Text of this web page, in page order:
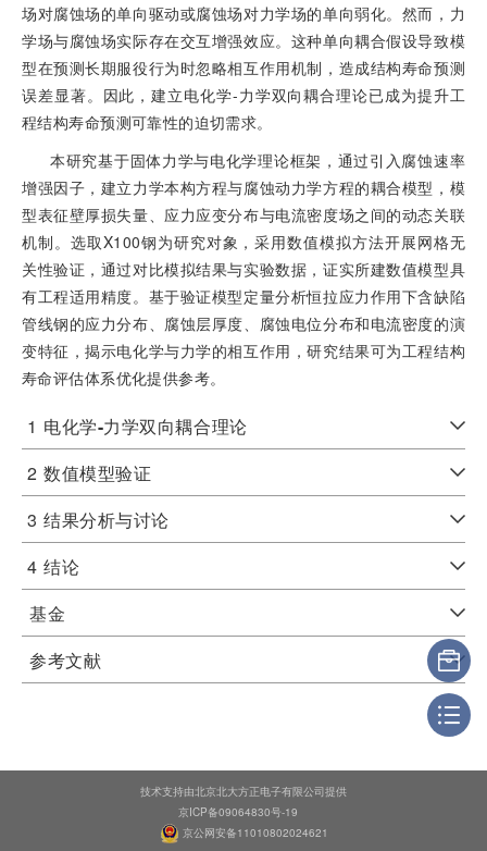
场对腐蚀场的单向驱动或腐蚀场对力学场的单向弱化。然而，力
学场与腐蚀场实际存在交互增强效应。这种单向耦合假设导致模
型在预测长期服役行为时忽略相互作用机制，造成结构寿命预测
误差显著。因此，建立电化学-力学双向耦合理论已成为提升工
程结构寿命预测可靠性的迫切需求。
本研究基于固体力学与电化学理论框架，通过引入腐蚀速率
增强因子，建立力学本构方程与腐蚀动力学方程的耦合模型，模
型表征壁厚损失量、应力应变分布与电流密度场之间的动态关联
机制。选取X100钢为研究对象，采用数值模拟方法开展网格无
关性验证，通过对比模拟结果与实验数据，证实所建数值模型具
有工程适用精度。基于验证模型定量分析恒拉应力作用下含缺陷
管线钢的应力分布、腐蚀层厚度、腐蚀电位分布和电流密度的演
变特征，揭示电化学与力学的相互作用，研究结果可为工程结构
寿命评估体系优化提供参考。
1 电化学-力学双向耦合理论
2 数值模型验证
3 结果分析与讨论
4 结论
基金
参考文献
技术支持由北京北大方正电子有限公司提供
京ICP备09064830号-19
京公网安备11010802024621